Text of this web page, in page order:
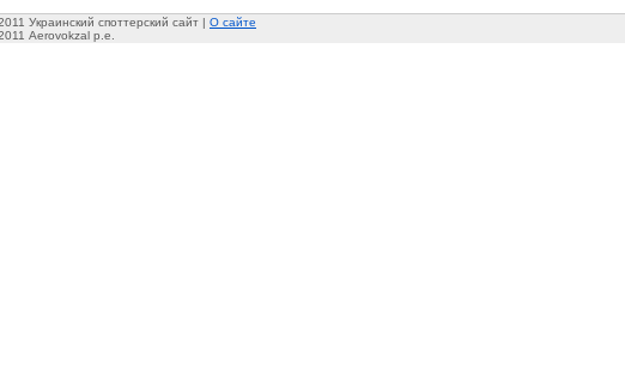
Украинский споттерский сайт | О сайте
Aerovokzal p.e.